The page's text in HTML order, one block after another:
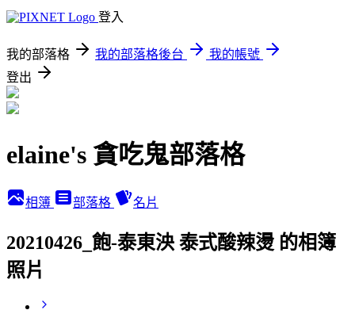
登入
我的部落格 我的部落格後台
我的帳號
登出
elaine's 貪吃鬼部落格
相簿 部落格 名片
20210426_飽-泰東泱 泰式酸辣燙 的相簿
照片